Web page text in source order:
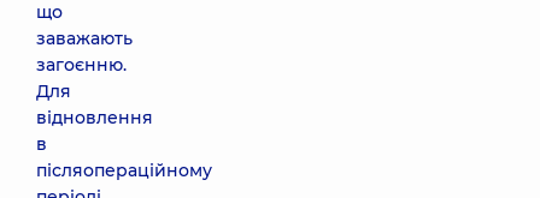
що
заважають
загоєнню.
Для
відновлення
в
післяопераційному